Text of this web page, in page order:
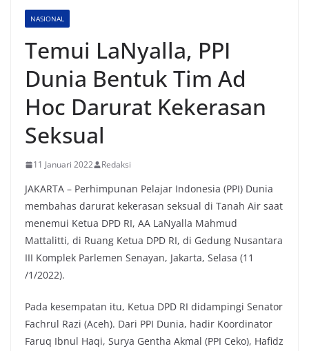
NASIONAL
Temui LaNyalla, PPI
Dunia Bentuk Tim Ad
Hoc Darurat Kekerasan
Seksual
11 Januari 2022 Redaksi
JAKARTA – Perhimpunan Pelajar Indonesia (PPI) Dunia
membahas darurat kekerasan seksual di Tanah Air saat
menemui Ketua DPD RI, AA LaNyalla Mahmud
Mattalitti, di Ruang Ketua DPD RI, di Gedung Nusantara
III Komplek Parlemen Senayan, Jakarta, Selasa (11
/1/2022).
Pada kesempatan itu, Ketua DPD RI didampingi Senator
Fachrul Razi (Aceh). Dari PPI Dunia, hadir Koordinator
Faruq Ibnul Haqi, Surya Gentha Akmal (PPI Ceko), Hafidz